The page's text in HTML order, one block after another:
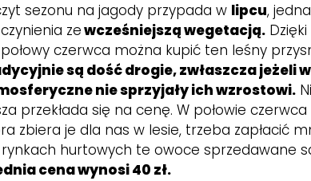
sezonu na jagody przypada w lipcu,
zewcześniejszą wegetacją.
czerwca można kupić ten leśny
są dość drogie, zwłaszcza jeżeli
nie sprzyjały ich wzrostowi.
przekłada się na cenę. W połowie
zbiera je dla nas w lesie, trzeba zapłacić
rynkach hurtowych te owoce sprzedawane
cena wynosi 40 zł.